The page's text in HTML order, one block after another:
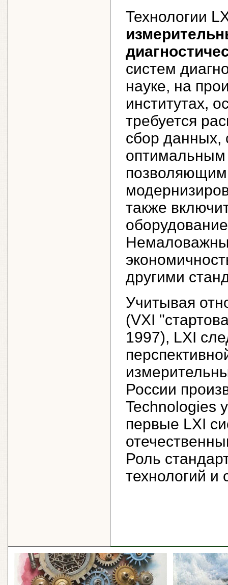
Технологии
систем
науке, на
институтах,
требуется
сбор данных,
позволяющим
также
другими
Учитывая
(VXI
1997), LXI
России
Technologies
первые LXI
Роль
технологий и